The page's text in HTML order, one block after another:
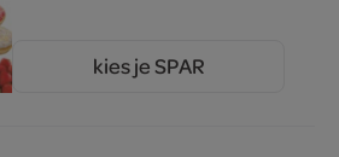
kies je SPAR